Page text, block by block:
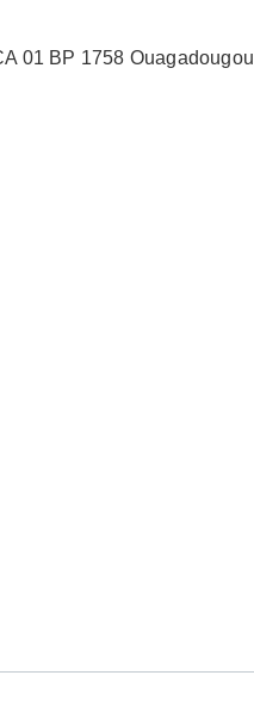
01 BP 1758 Ouagadougou